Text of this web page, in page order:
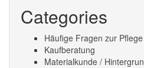
Categories
Häufige Fragen zur
Kaufberatung
Materialkunde /